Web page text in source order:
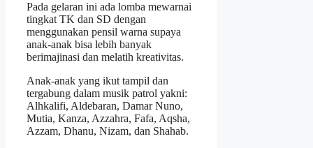
Pada gelaran ini ada lomba mewarnai
tingkat TK dan SD dengan
menggunakan pensil warna supaya
anak-anak bisa lebih banyak
berimajinasi dan melatih kreativitas.
Anak-anak yang ikut tampil dan
tergabung dalam musik patrol yakni:
Alhkalifi, Aldebaran, Damar Nuno,
Mutia, Kanza, Azzahra, Fafa, Aqsha,
Azzam, Dhanu, Nizam, dan Shahab.